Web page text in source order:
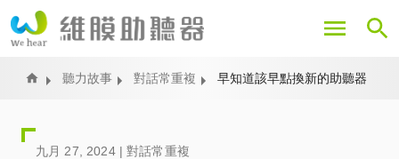
至
內
Home 聽力故事 對話常重複 早知道該早點換新的助聽器
九月 27, 2024 |對話常重複